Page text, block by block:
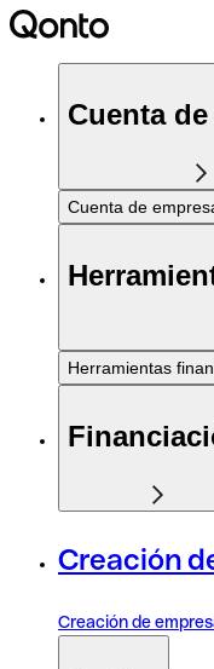
Cuenta
Cuenta de
Herramientas
Creación
Creación de